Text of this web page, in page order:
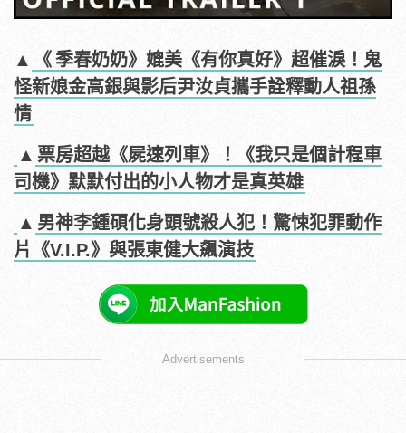
▲ 《 季春奶奶》媲美《有你真好》超催淚！鬼
怪新娘金高銀與影后尹汝貞攜手詮釋動人祖孫
情
▲ 票房超越《屍速列車》！《我只是個計程車
司機》默默付出的小人物才是真英雄
▲ 男神李鍾碩化身頭號殺人犯！驚悚犯罪動作
片《V.I.P.》與張東健大飆演技
Advertisements